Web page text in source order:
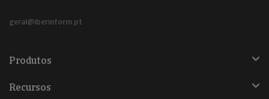
geral@iberinform.pt
Produtos
Recursos